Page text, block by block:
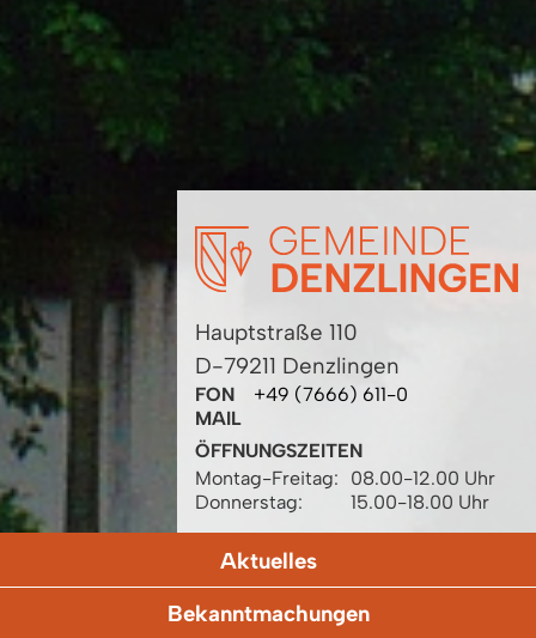
Hauptstraße 110
D-79211 Denzlingen
FON
+49 (7666) 611-0
MAIL
ÖFFNUNGSZEITEN
Montag-Freitag:
08.00-12.00 Uhr
Donnerstag:
15.00-18.00 Uhr
Aktuelles
Bekanntmachungen